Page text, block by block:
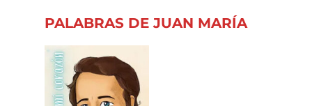
PALABRAS DE JUAN MARÍA